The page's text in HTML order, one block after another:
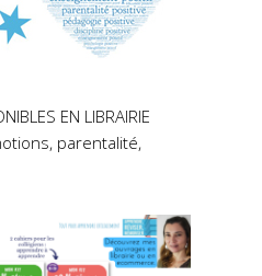
EN LIBRAIRIE
parentalité,